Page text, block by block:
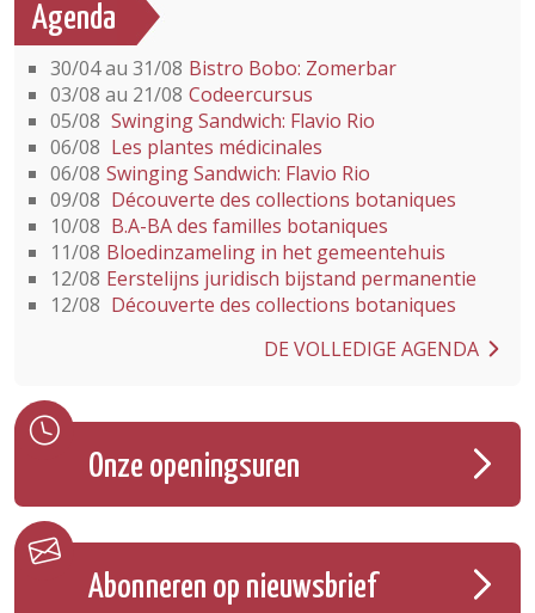
Agenda
30/04 au 31/08 Bistro Bobo: Zomerbar
03/08 au 21/08 Codeercursus
05/08 Swinging Sandwich: Flavio Rio
06/08 Les plantes médicinales
06/08 Swinging Sandwich: Flavio Rio
09/08 Découverte des collections botaniques
10/08 B.A-BA des familles botaniques
11/08 Bloedinzameling in het gemeentehuis
12/08 Eerstelijns juridisch bijstand permanentie
12/08 Découverte des collections botaniques
DE VOLLEDIGE AGENDA
Onze openingsuren
Abonneren op nieuwsbrief